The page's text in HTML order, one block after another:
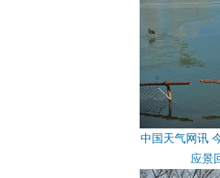
中国天气网讯
应景